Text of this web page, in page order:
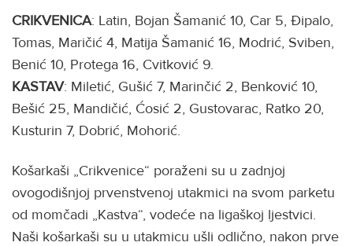
CRIKVENICA: Latin, Bojan Šamanić 10, Car 5, Đipalo,
Tomas, Maričić 4, Matija Šamanić 16, Modrić, Sviben,
Benić 10, Protega 16, Cvitković 9.
KASTAV: Miletić, Gušić 7, Marinčić 2, Benković 10,
Bešić 25, Mandičić, Ćosić 2, Gustovarac, Ratko 20,
Kusturin 7, Dobrić, Mohorić.
Košarkaši „Crikvenice“ poraženi su u zadnjoj
ovogodišnjoj prvenstvenoj utakmici na svom parketu
od momčadi „Kastva“, vodeće na ligaškoj ljestvici.
Naši košarkaši su u utakmicu ušli odlično, nakon prve